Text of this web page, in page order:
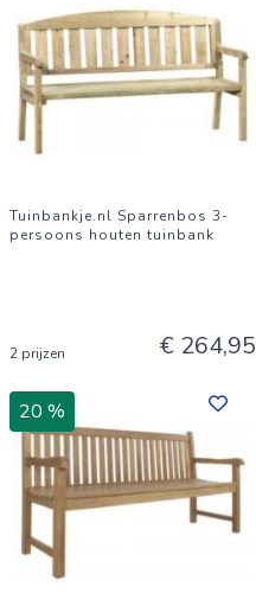
Tuinbankje.nl Sparrenbos 3-
persoons houten tuinbank
2 prijzen € 264,95
20 %